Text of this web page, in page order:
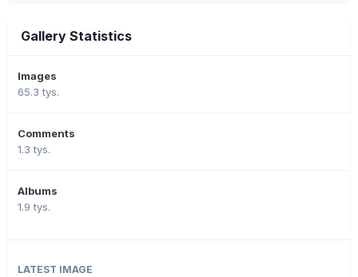
Gallery Statistics
Images
65.3 tys.
Comments
1.3 tys.
Albums
1.9 tys.
LATEST IMAGE